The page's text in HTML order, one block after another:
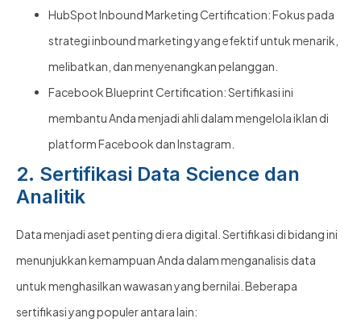
HubSpot Inbound Marketing Certification: Fokus pada
strategi inbound marketing yang efektif untuk menarik,
melibatkan, dan menyenangkan pelanggan.
Facebook Blueprint Certification: Sertifikasi ini
membantu Anda menjadi ahli dalam mengelola iklan di
platform Facebook dan Instagram.
2. Sertifikasi Data Science dan
Analitik
Data menjadi aset penting di era digital. Sertifikasi di bidang ini
menunjukkan kemampuan Anda dalam menganalisis data
untuk menghasilkan wawasan yang bernilai. Beberapa
sertifikasi yang populer antara lain: